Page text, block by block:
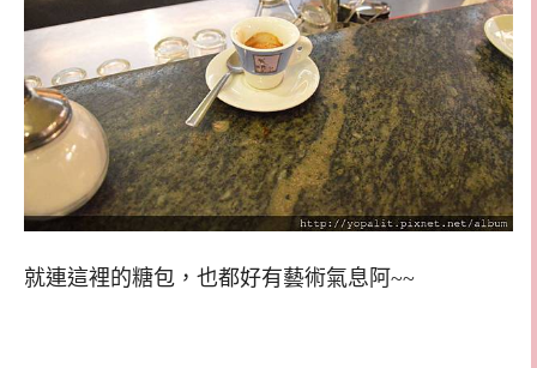
就連這裡的糖包，也都好有藝術氣息阿~~